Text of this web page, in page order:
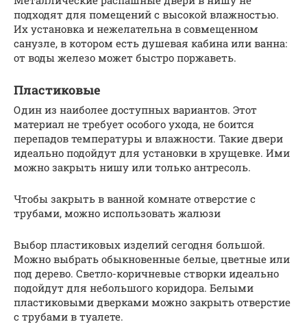
подходят для помещений с высокой влажностью.
Их установка и нежелательна в совмещенном
санузле, в котором есть душевая кабина или ванна:
от воды железо может быстро поржаветь.
Пластиковые
Один из наиболее доступных вариантов. Этот
материал не требует особого ухода, не боится
перепадов температуры и влажности. Такие двери
идеально подойдут для установки в хрущевке. Ими
можно закрыть нишу или только антресоль.
Чтобы закрыть в ванной комнате отверстие с
трубами, можно использовать жалюзи
Выбор пластиковых изделий сегодня большой.
Можно выбрать обыкновенные белые, цветные или
под дерево. Светло-коричневые створки идеально
подойдут для небольшого коридора. Белыми
пластиковыми дверками можно закрыть отверстие
с трубами в туалете.